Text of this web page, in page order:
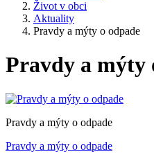
Život v obci
Aktuality
Pravdy a mýty o odpade
Pravdy a mýty
Pravdy a mýty o odpade
Pravdy a mýty o odpade